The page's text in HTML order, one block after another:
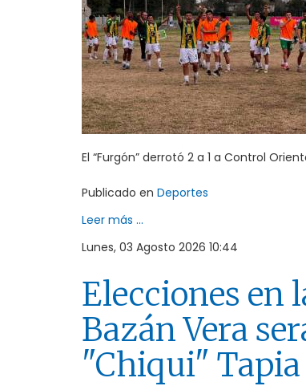
El “Furgón” derrotó 2 a 1 a Control
Publicado en Deportes
Leer más ...
Lunes, 03 Agosto 2026 10:44
Elecciones en
Bazán Vera
"Chiqui" Tapia